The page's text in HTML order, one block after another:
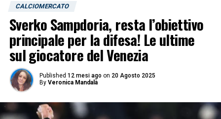
CALCIOMERCATO
Sverko Sampdoria, resta l’obiettivo
principale per la difesa! Le ultime
sul giocatore del Venezia
Published 12 mesi ago on 20 Agosto 2025
By Veronica Mandalà